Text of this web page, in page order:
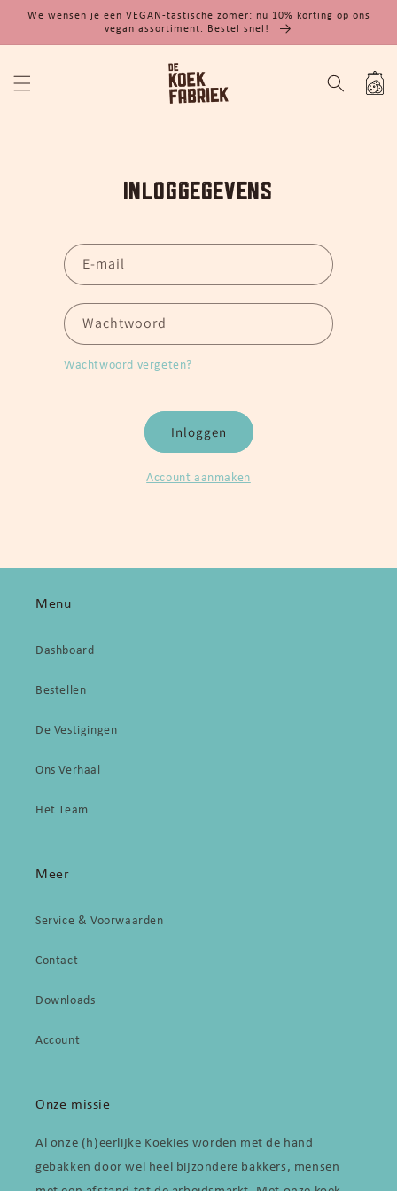
naar de
We wensen je een VEGAN-tastische zomer: nu 10% korting op ons
vegan assortiment. Bestel snel!
Inloggegevens
E‑mail
Wachtwoord
Wachtwoord vergeten?
Inloggen
Account aanmaken
Menu
Dashboard
Bestellen
De Vestigingen
Ons Verhaal
Het Team
Meer
Service & Voorwaarden
Contact
Downloads
Account
Onze missie
Al onze (h)eerlijke Koekies worden met de hand
gebakken door wel heel bijzondere bakkers, mensen